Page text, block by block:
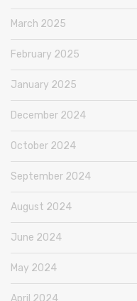
March 2025
February 2025
January 2025
December 2024
October 2024
September 2024
August 2024
June 2024
May 2024
April 2024